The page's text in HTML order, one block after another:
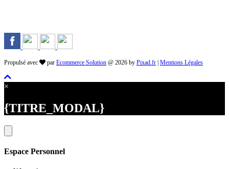
Propulsé avec par Ecommerce Solution @ 2026 by Pixad.fr | Mentions Légales
×
{TITRE_MODAL}
Espace Personnel